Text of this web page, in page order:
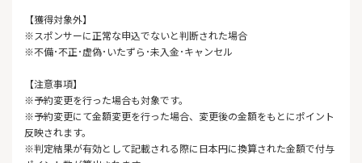
【獲得対象外】
※スポンサーに正常な申込でないと判断された場合
※不備･不正･虚偽･いたずら･未入金･キャンセル
【注意事項】
※予約変更を行った場合も対象です。
※予約変更にて金額変更を行った場合、変更後の金額をもとにポイント
反映されます。
※判定結果が有効として記載される際に日本円に換算された金額で付与